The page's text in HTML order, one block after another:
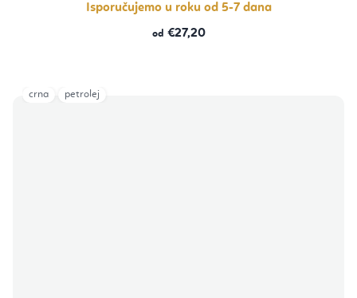
Isporučujemo u roku od 5-7 dana
od €27,20
crna petrolej